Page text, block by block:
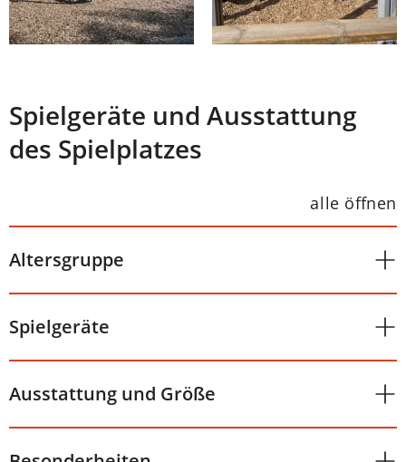
Spielgeräte und Ausstattung
des Spielplatzes
alle öffnen
Altersgruppe
Spielgeräte
Ausstattung und Größe